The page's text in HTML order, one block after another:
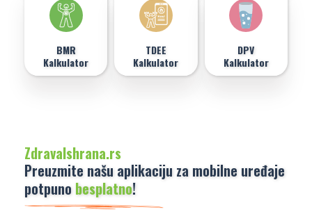
BMR
Kalkulator
TDEE
Kalkulator
DPV
Kalkulator
ZdravaIshrana.rs
Preuzmite našu aplikaciju za mobilne uređaje
potpuno besplatno!